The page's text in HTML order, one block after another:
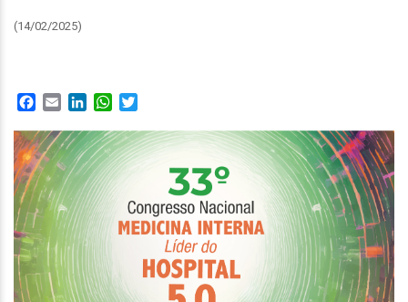
(14/02/2025)
Facebook
Email LinkedInWhatsApp